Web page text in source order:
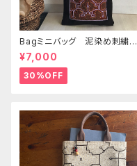
Bagミニバッグ 泥染め刺繍
20x28cm iPadケース お出
かけバッグ 先住民族 工芸
手刺繍 Shipibo bag 手仕事
¥7,000
30%OFF